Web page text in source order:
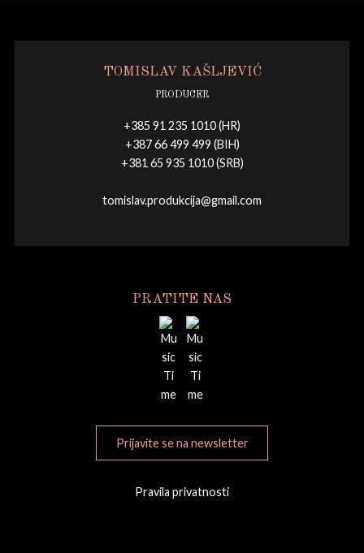
TOMISLAV KAŠLJEVIĆ
PRODUCER
+385 91 235 1010 (HR)
+387 66 499 499 (BIH)
+381 65 935 1010 (SRB)
tomislav.produkcija@gmail.com
PRATITE NAS
Prijavite se na newsletter
Pravila privatnosti